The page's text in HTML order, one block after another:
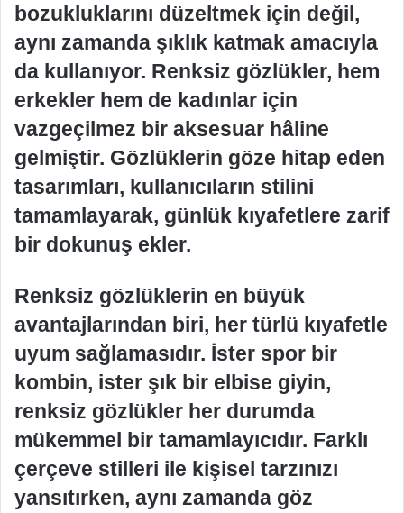
bozukluklarını düzeltmek için değil,
aynı zamanda şıklık katmak amacıyla
da kullanıyor. Renksiz gözlükler, hem
erkekler hem de kadınlar için
vazgeçilmez bir aksesuar hâline
gelmiştir. Gözlüklerin göze hitap eden
tasarımları, kullanıcıların stilini
tamamlayarak, günlük kıyafetlere zarif
bir dokunuş ekler.
Renksiz gözlüklerin en büyük
avantajlarından biri, her türlü kıyafetle
uyum sağlamasıdır. İster spor bir
kombin, ister şık bir elbise giyin,
renksiz gözlükler her durumda
mükemmel bir tamamlayıcıdır. Farklı
çerçeve stilleri ile kişisel tarzınızı
yansıtırken, aynı zamanda göz